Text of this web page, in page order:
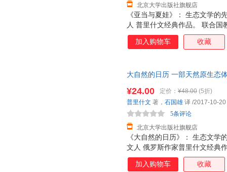
《亚当与夏娃》： 生态文学的
人 普里什文经典作品。 联合国
北京大学原校长许智宏倾情作
思。
北京大学出版社旗舰店
加入购物车 收藏
大自然的日历 一部天然原生态
《大自然的日历》： 生态文学
文人 俄罗斯作家普里什文经典
委员会主席、北京大学原校长
游泳能力，失去了像能飞散的
¥24.00 定价： ¥48.00 (5折)
北京大学出版社旗舰店
5条评论
普里什文 著， 石国雄 译 /2017-10-20
加入购物车 收藏